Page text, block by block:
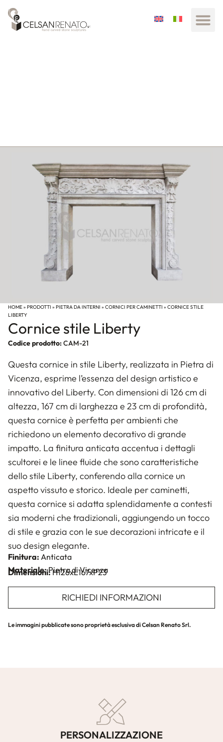
HOME» PRODOTTI » PIETRA DA INTERNI » CORNICI PER CAMINETTI » CORNICE STILE
LIBERTY
Cornice stile Liberty
Codice prodotto:CAM-21
Questa cornice in stile Liberty, realizzata in Pietra di
Vicenza, esprime l’essenza del design artistico e
innovativo del Liberty. Con dimensioni di 126 cm di
altezza, 167 cm di larghezza e 23 cm di profondità,
questa cornice è perfetta per ambienti che
richiedono un elemento decorativo di grande
impatto. La finitura anticata accentua i dettagli
scultorei e le linee fluide che sono caratteristiche
dello stile Liberty, conferendo alla cornice un
aspetto vissuto e storico. Ideale per caminetti,
questa cornice si adatta splendidamente a contesti
sia moderni che tradizionali, aggiungendo un tocco
di stile e grazia con le sue decorazioni intricate e il
suo design elegante.
Finitura: Anticata
Materiale:Pietra di Vicenza
Dimensioni:H126xL167xP23
RICHIEDI INFORMAZIONI
Le immagini pubblicate sono proprietà esclusiva di Celsan Renato Srl.
PERSONALIZZAZIONE